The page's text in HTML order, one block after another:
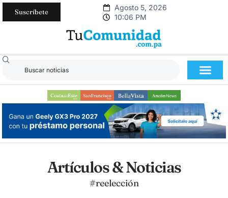
Suscríbete
Agosto 5, 2026
10:06 PM
Artículos & Noticias
#reelección